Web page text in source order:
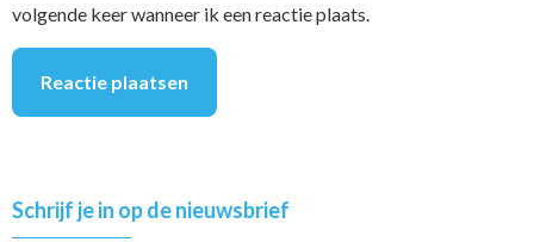
volgende keer wanneer ik een reactie plaats.
Primary
Sidebar
Schrijf je in op de nieuwsbrief